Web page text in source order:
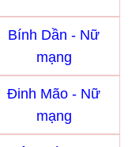
Bính Dần - Nữ
mạng
Đinh Mão - Nữ
mạng